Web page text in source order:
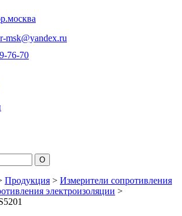
msk@yandex.ru
76-70
Продукция > Измерители сопротивления
электроизоляции >